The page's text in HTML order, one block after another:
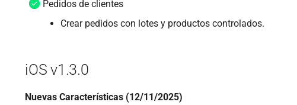
Pedidos de clientes
Crear pedidos con lotes y productos controlados.
iOS v1.3.0
Nuevas Características (12/11/2025)